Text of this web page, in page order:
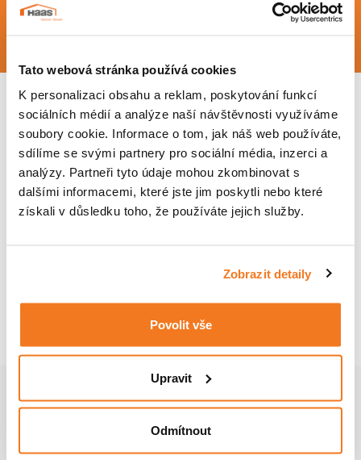
Tato webová stránka používá cookies
K personalizaci obsahu a reklam, poskytování funkcí
sociálních médií a analýze naší návštěvnosti využíváme
soubory cookie. Informace o tom, jak náš web používáte,
sdílíme se svými partnery pro sociální média, inzerci a
analýzy. Partneři tyto údaje mohou zkombinovat s
dalšími informacemi, které jste jim poskytli nebo které
získali v důsledku toho, že používáte jejich služby.
Zobrazit detaily
Povolit vše
Upravit
Odmítnout
VELKÁ FRANCOUZSKÁ OKNA
Abyste si doma užili více denního světla, použili jsme ve
většině našich domů také velkorysá francouzská okna.
nebo plastová s hliníkovým opláštěním (Uw = 0,72 W/m²K)
ZVÝŠENÉ STROPY V PŘÍZEMÍ I
PODKROVÍ